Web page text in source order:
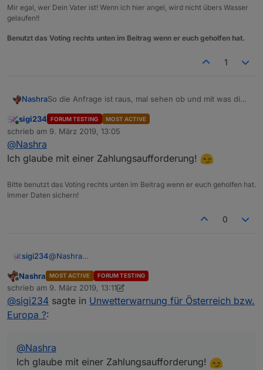
Mir egal, wer Dein Vater ist! Wenn ich hier angel, wird nicht übers Wasser
gelaufen!!
Benutzt das Voting rechts unten im Beitrag wenn er euch geholfen hat.
1
NashraSo die Anfrage ist raus, mal sehen ob und mit was die
Online
sigi234 FORUM TESTING MOST ACTIVE
schrieb am 9. März 2019, 13:05
zuletzt editiert von
@Nashra
Ich glaube mit einer Zahlungsaufforderung!
Bitte benutzt das Voting rechts unten im Beitrag wenn er euch geholfen hat.
Immer Daten sichern!
0
sigi234@Nashra
Offline
Nashra MOST ACTIVE FORUM TESTING
schrieb am 9. März 2019, 13:11
zuletzt editiert von Nashra3. Sept. 2019, 14:12
@sigi234 sagte in Unwetterwarnung für Österreich bzw.
Europa ?:
@Nashra
Ich glaube mit einer Zahlungsaufforderung!